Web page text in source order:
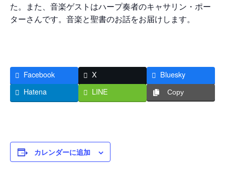
た。また、音楽ゲストはハープ奏者のキャサリン・ポー
ターさんです。音楽と聖書のお話をお届けします。
Facebook X
Bluesky
Hatena
LINE Copy
カレンダーに追加